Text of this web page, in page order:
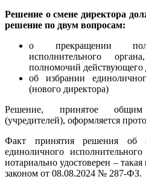
Решение о смене директора
решение по двум вопросам:
о прекращении
исполнительного
полномочий действующего
об избрании
(нового директора)
Решение, принятое общим
(учредителей), оформляется
Факт принятия решения об
единоличного
нотариально удостоверен –
законом от 08.08.2024 № 287-ФЗ.